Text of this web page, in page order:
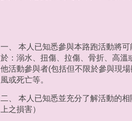
一、 本人已知悉參與本路跑活動將
於：溺水、扭傷、拉傷、骨折、高
他活動參與者(包括但不限於參與現
風或死亡等。
二、 本人已知悉並充分了解活動的
上之損害）